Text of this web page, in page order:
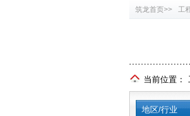
筑龙首页>> 工
当前位置：
地区/行业